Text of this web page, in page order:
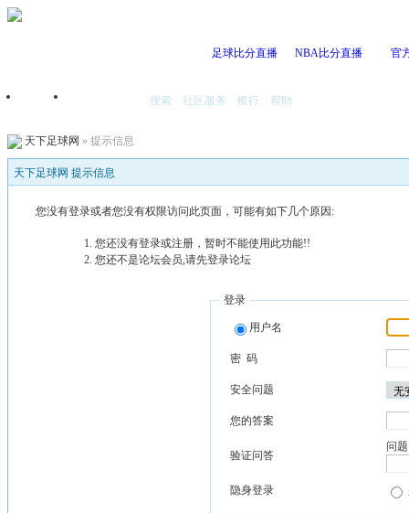
足球比分直播 NBA比分直播 官
首页 搜索 社区服务 银行 帮助
天下足球网 » 提示信息
天下足球网 提示信息
您没有登录或者您没有权限访问此页面，可能有如下几个原因:
您还没有登录或注册，暂时不能使用此功能!!
您还不是论坛会员,请先登录论坛
登录
用户名
密 码
安全问题
您的答案
验证问答
问
隐身登录